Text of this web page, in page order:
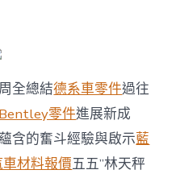
〉
全總結德系車零件過往
Bentley零件進展新成
含的奮斗經驗與啟示藍
車材料報價五五”林天秤